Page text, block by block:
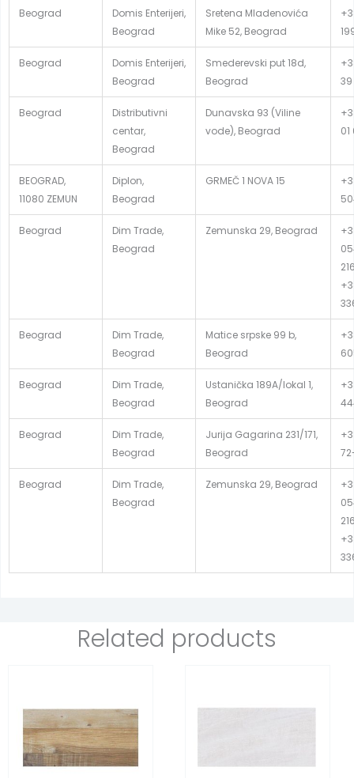
Beograd
Domis Enterijeri,
Beograd
Sretena Mladenovića
Mike 52, Beograd
Beograd
Domis Enterijeri,
Beograd
Smederevski put 18d,
Beograd
Beograd
Distributivni
centar,
Beograd
Dunavska 93 (Viline
vode), Beograd
01
BEOGRAD,
11080 ZEMUN
Diplon,
Beograd
GRMEČ 1 NOVA 15
Beograd
Dim Trade,
Beograd
Zemunska 29, Beograd
Beograd
Dim Trade,
Beograd
Matice srpske 99 b,
Beograd
Beograd
Dim Trade,
Beograd
Ustanička 189A/lokal 1,
Beograd
Beograd
Dim Trade,
Beograd
Jurija Gagarina 231/171,
Beograd
Beograd
Dim Trade,
Beograd
Zemunska 29, Beograd
Related products